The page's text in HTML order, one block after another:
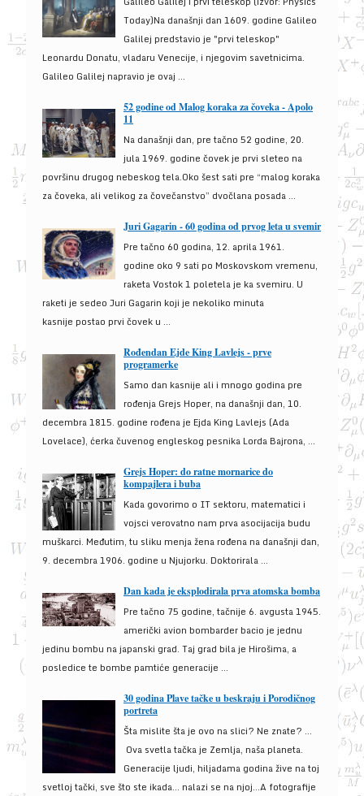
Today)Na današnji dan 1609. godine Galileo
Galilej predstavio je "prvi teleskop"
Leonardu Donatu, vladaru Venecije, i njegovim savetnicima.
Galileo Galilej napravio je ovaj ...
52 godine od Malog koraka za čoveka - Apolo
11
Na današnji dan, pre tačno 52 godine, 20.
jula 1969. godine čovek je prvi sleteo na
površinu drugog nebeskog tela.Oko šest sati pre “malog koraka
za čoveka, ali velikog za čovečanstvo” dvočlana posada ...
Juri Gagarin - 60 godina od prvog leta u svemir
Pre tačno 60 godina, 12. aprila 1961.
godine oko 9 sati po Moskovskom vremenu,
raketa Vostok 1 poletela je ka svemiru. U
raketi je sedeo Juri Gagarin koji je nekoliko minuta
kasnije postao prvi čovek u ...
Rođendan Ejde King Lavlejs - prve
programerke
Samo dan kasnije ali i mnogo godina pre
rođenja Grejs Hoper, na današnji dan, 10.
decembra 1815. godine rođena je Ejda King Lavlejs (Ada
Lovelace), ćerka čuvenog engleskog pesnika Lorda Bajrona, ...
Grejs Hoper: do ratne mornarice do
kompajlera i buba
Kada govorimo o IT sektoru, matematici i
vojsci verovatno nam prva asocijacija budu
muškarci. Međutim, tu sliku menja žena rođena na današnji dan,
9. decembra 1906. godine u Njujorku. Doktorirala ...
Dan kada je eksplodirala prva atomska bomba
Pre tačno 75 godine, tačnije 6. avgusta 1945.
američki avion bombarder bacio je jednu
jedinu bombu na japanski grad. Taj grad bila je Hirošima, a
posledice te bombe pamtiće generacije ...
30 godina Plave tačke u beskraju i Porodičnog
portreta
Šta mislite šta je ovo na slici? Ne znate? …
Ova svetla tačka je Zemlja, naša planeta.
Generacije ljudi, hiljadama godina žive na toj
svetloj tački, sve što ste ikada… nalazi se na njoj…A fotografije